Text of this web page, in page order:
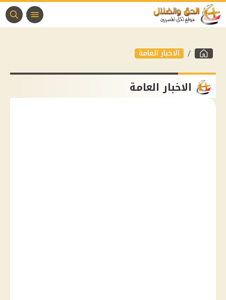
الاخبار العامة
الاخبار العامة